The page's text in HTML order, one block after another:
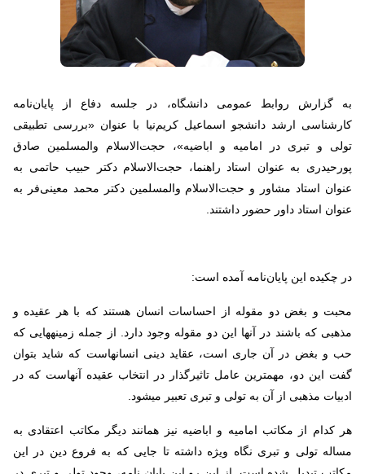
به گزارش روابط عمومی دانشگاه، در جلسه دفاع از پایان‌نامه
کارشناسی ارشد دانشجو اسماعیل کریم‌نیا با عنوان «بررسی تطبیقی
تولی و تبری در امامیه و اباضیه»، حجت‌الاسلام والمسلمین صادق
پورحیدری به عنوان استاد راهنما، حجت‌الاسلام دکتر حبیب حاتمی به
عنوان استاد مشاور و حجت‌الاسلام والمسلمین دکتر محمد معینی‌فر به
عنوان استاد داور حضور داشتند.
در چکیده این پایان‌نامه آمده است:
محبت و بغض دو مقوله از احساسات انسان هستند که با هر عقیده و
مذهبی که باشند در آنها این دو مقوله وجود دارد. از جمله زمینه­هایی که
حب و بغض در آن جاری است، عقاید دینی انسان­هاست که شاید بتوان
گفت این دو، مهمترین عامل تاثیرگذار در انتخاب عقیده آنهاست که در
ادبیات مذهبی از آن به تولی و تبری تعبیر می­شود.
هر کدام از مکاتب امامیه و اباضیه نیز همانند دیگر مکاتب اعتقادی به
مساله تولی و تبری نگاه ویژه داشته تا جایی که به فروع دین در این